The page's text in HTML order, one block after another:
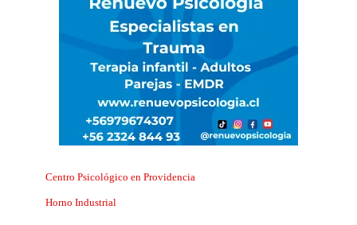
Centro Psicológico en Providencia
Horno Industrial